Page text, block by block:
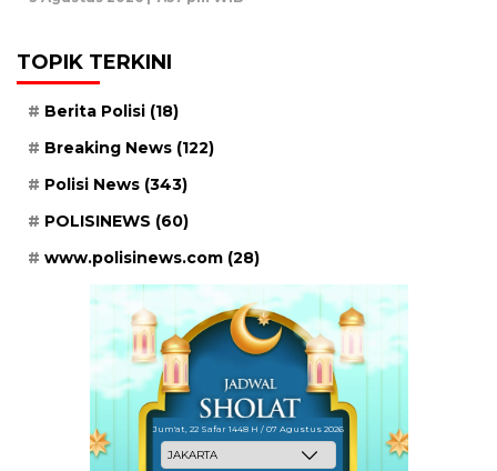
TOPIK TERKINI
Berita Polisi (18)
Breaking News (122)
Polisi News (343)
POLISINEWS (60)
www.polisinews.com (28)
Jum'at, 22 Safar 1448 H / 07 Agustus 2026